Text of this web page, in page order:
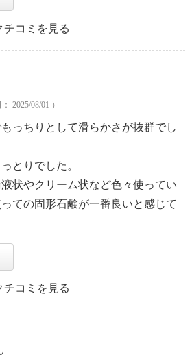
チコミを見る
2025/08/01 ）
っちりとして滑らかさが抜群でし
とりでした。
状やクリーム状など色々使ってい
ての固形石鹸が一番良いと感じて
チコミを見る